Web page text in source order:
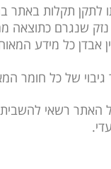
לתקן תקלות
שנגרם כתוצאה
כל מידע
האתר רשאי